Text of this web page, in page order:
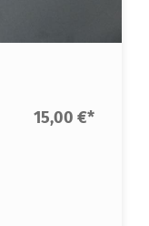
15,00 €*